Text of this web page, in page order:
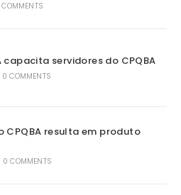
capacita servidores do CPQBA
0 COMMENTS
CPQBA resulta em produto
0 COMMENTS